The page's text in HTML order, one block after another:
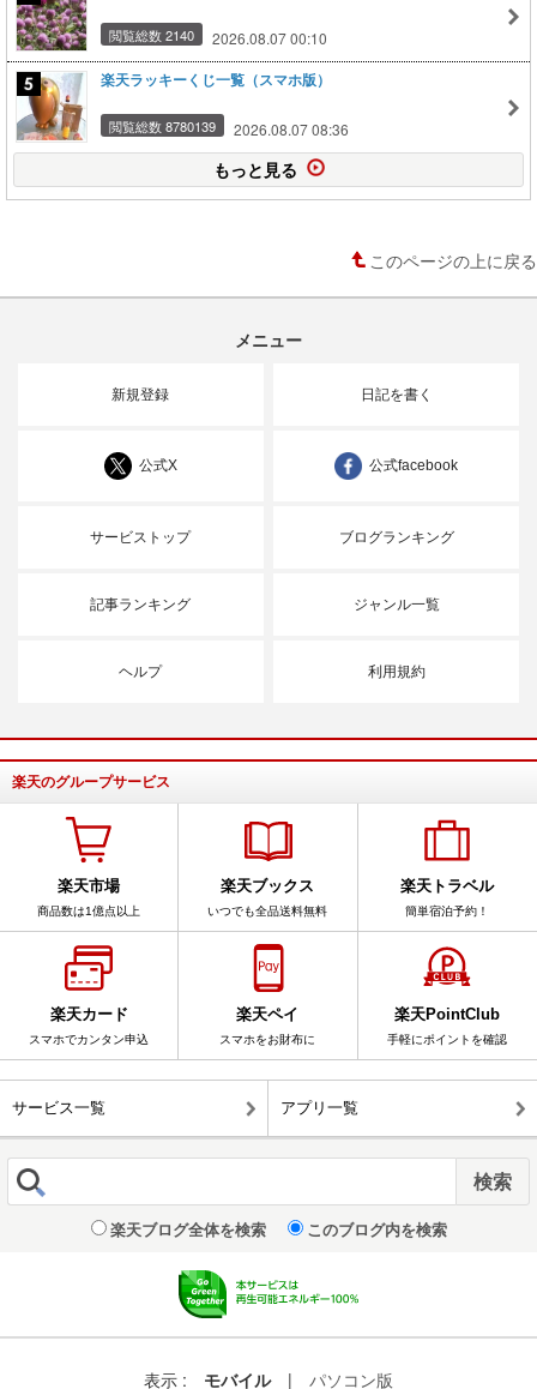
閲覧総数 2140 2026.08.07 00:10
楽天ラッキーくじ一覧（スマホ版）
閲覧総数 8780139 2026.08.07 08:36
もっと見る
このページの上に戻る
メニュー
新規登録 日記を書く
公式X 公式facebook
サービストップ ブログランキング
記事ランキング ジャンル一覧
ヘルプ 利用規約
楽天のグループサービス
楽天市場
商品数は1億点以上
楽天ブックス
いつでも全品送料無料
楽天トラベル
簡単宿泊予約！
楽天カード
スマホでカンタン申込
楽天ペイ
スマホをお財布に
楽天PointClub
手軽にポイントを確認
サービス一覧 アプリ一覧
楽天ブログ全体を検索 このブログ内を検索
表示 : モバイル | パソコン版